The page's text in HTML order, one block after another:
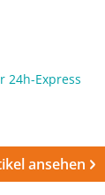
24h-Express
ansehen